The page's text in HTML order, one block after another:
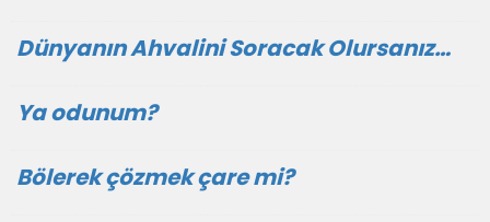
Dünyanın Ahvalini Soracak Olursanız…
Ya odunum?
Bölerek çözmek çare mi?